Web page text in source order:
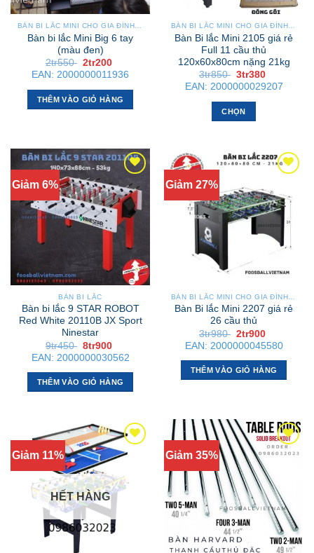
Bàn bi lắc Mini Big 6 tay
(màu đen)
2tr550 Giá
gốc
là:
2tr550 .
2tr200
hiện
tại
là:
2tr200 .
EAN: 2000000011936
THÊM VÀO GIỎ HÀNG
Bàn Bi lắc Mini 2105 giá rẻ
Full 11 cầu thủ
120x60x80cm nặng 21kg
3tr850 Giá
gốc
là:
3tr850 .
3tr380
hiện
tại
EAN: 2000000029207
CHỌN
này
nhiều
biến
thể.
chọn
được
chọn
trên
trang
sản
phẩm
Giảm 6%
BÀN BI LẮC
Bàn bi lắc 9 STAR ROBOT
Red White 20110B JX Sport
Ninestar
9tr450 Giá
gốc
là:
9tr450 .
8tr900
hiện
tại
là:
8tr900 .
EAN: 2000000030562
THÊM VÀO GIỎ HÀNG
Giảm 27%
Bàn Bi lắc Mini 2207 giá rẻ
26 cầu thủ
3tr980 Giá
gốc
là:
3tr980 .
2tr900
hiện
tại
là:
2tr900 .
EAN: 2000000045580
THÊM VÀO GIỎ HÀNG
Giảm 11%
HẾT HÀNG
Giảm 35%